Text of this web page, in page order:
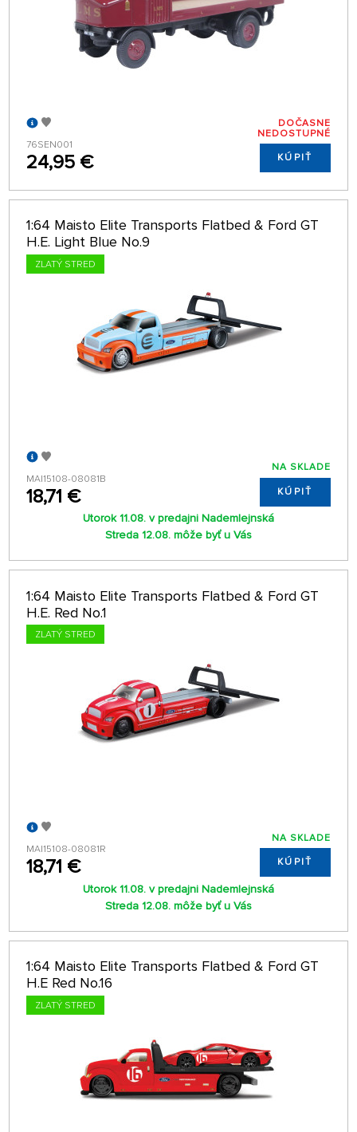
76SEN001
24,95 €
DOČASNE
NEDOSTUPNÉ
KÚPIŤ
1:64 Maisto Elite Transports Flatbed & Ford GT
H.E. Light Blue No.9
ZLATÝ STRED
MAI15108-08081B
18,71 €
NA SKLADE
KÚPIŤ
Utorok 11.08. v predajni Nademlejnská
Streda 12.08. môže byť u Vás
1:64 Maisto Elite Transports Flatbed & Ford GT
H.E. Red No.1
ZLATÝ STRED
MAI15108-08081R
18,71 €
NA SKLADE
KÚPIŤ
Utorok 11.08. v predajni Nademlejnská
Streda 12.08. môže byť u Vás
1:64 Maisto Elite Transports Flatbed & Ford GT
H.E Red No.16
ZLATÝ STRED